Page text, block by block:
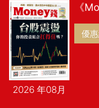
2026 年08月
《
優